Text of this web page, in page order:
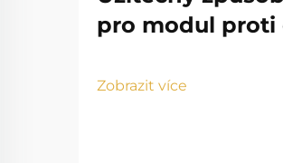
pro modul proti
Zobrazit více